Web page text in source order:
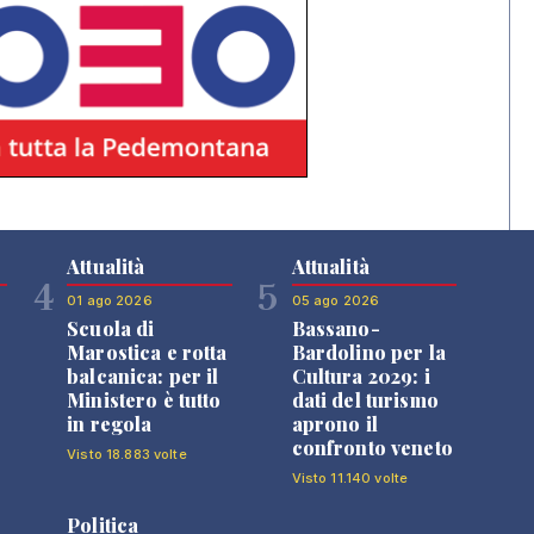
4
Attualità
01 ago 2026
Scuola di
Marostica e rotta
balcanica: per il
Ministero è tutto
in regola
Visto 18.883 volte
5
Attualità
05 ago 2026
Bassano-
Bardolino per la
Cultura 2029: i
dati del turismo
aprono il
confronto veneto
Visto 11.140 volte
Politica